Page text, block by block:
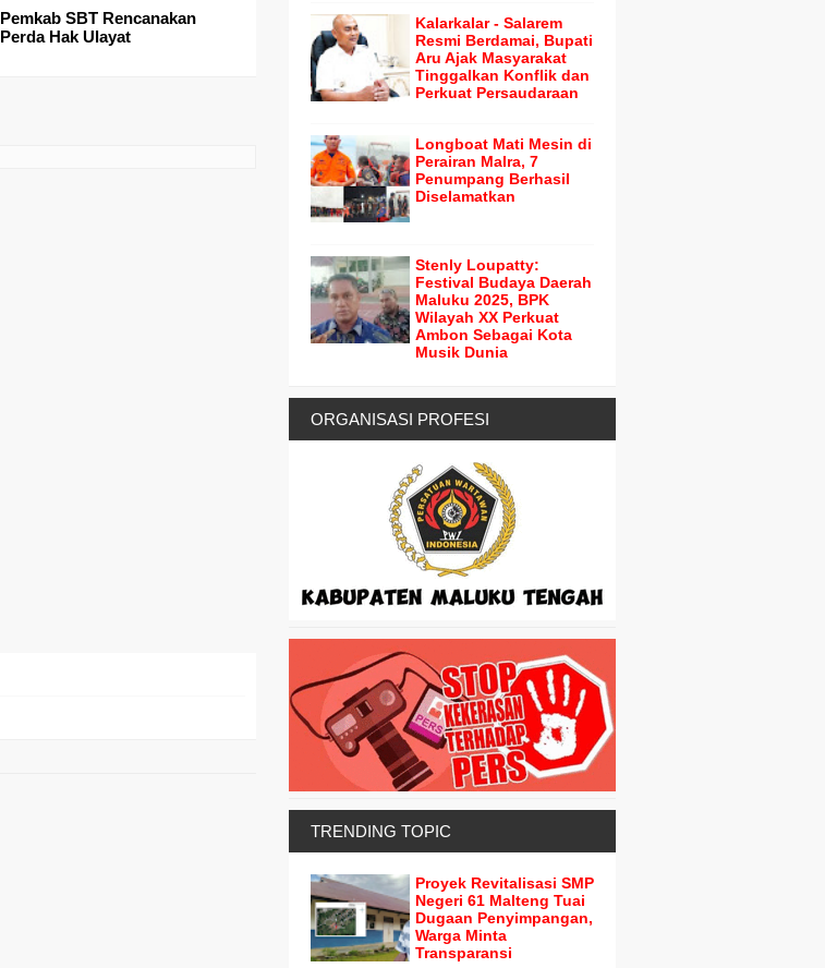
Pemkab SBT Rencanakan
Perda Hak Ulayat
Kalarkalar - Salarem
Resmi Berdamai, Bupati
Aru Ajak Masyarakat
Tinggalkan Konflik dan
Perkuat Persaudaraan
Longboat Mati Mesin di
Perairan Malra, 7
Penumpang Berhasil
Diselamatkan
Stenly Loupatty:
Festival Budaya Daerah
Maluku 2025, BPK
Wilayah XX Perkuat
Ambon Sebagai Kota
Musik Dunia
ORGANISASI PROFESI
TRENDING TOPIC
Proyek Revitalisasi SMP
Negeri 61 Malteng Tuai
Dugaan Penyimpangan,
Warga Minta
Transparansi